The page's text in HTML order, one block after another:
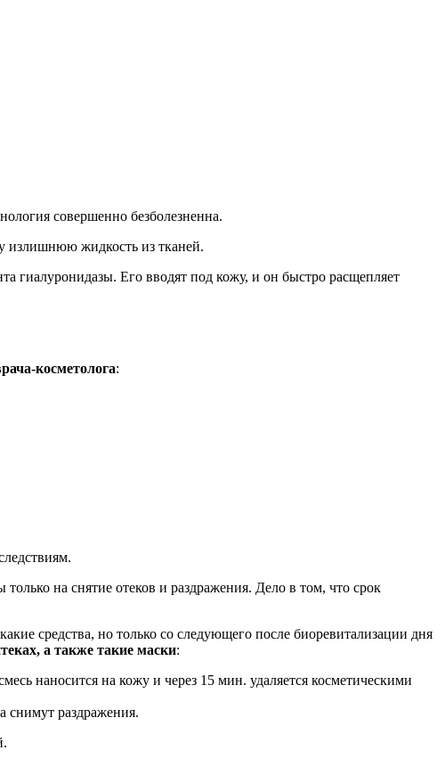
совершенно безболезненна.
излишнюю жидкость из тканей.
гиалуронидазы. Его вводят под кожу, и он быстро расщепляет
косметолога:
на снятие отеков и раздражения. Дело в том, что срок
средства, но только со следующего после биоревитализации дня
а также такие маски:
наносится на кожу и через 15 мин. удаляется косметическими
снимут раздражения.